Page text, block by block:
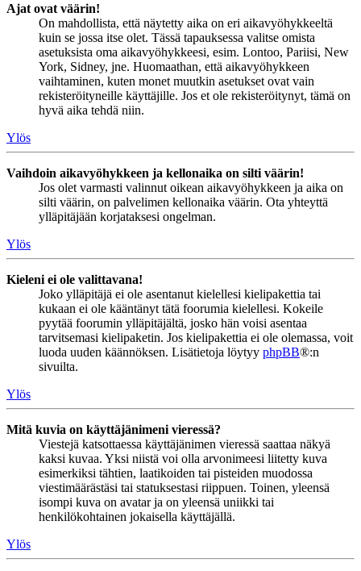
Ajat ovat väärin!
On mahdollista, että näytetty aika on eri aikavyöhykkeeltä
kuin se jossa itse olet. Tässä tapauksessa valitse omista
asetuksista oma aikavyöhykkeesi, esim. Lontoo, Pariisi, New
York, Sidney, jne. Huomaathan, että aikavyöhykkeen
vaihtaminen, kuten monet muutkin asetukset ovat vain
rekisteröityneille käyttäjille. Jos et ole rekisteröitynyt, tämä on
hyvä aika tehdä niin.
Ylös
Vaihdoin aikavyöhykkeen ja kellonaika on silti väärin!
Jos olet varmasti valinnut oikean aikavyöhykkeen ja aika on
silti väärin, on palvelimen kellonaika väärin. Ota yhteyttä
ylläpitäjään korjataksesi ongelman.
Ylös
Kieleni ei ole valittavana!
Joko ylläpitäjä ei ole asentanut kielellesi kielipakettia tai
kukaan ei ole kääntänyt tätä foorumia kielellesi. Kokeile
pyytää foorumin ylläpitäjältä, josko hän voisi asentaa
tarvitsemasi kielipaketin. Jos kielipakettia ei ole olemassa, voit
luoda uuden käännöksen. Lisätietoja löytyy phpBB®:n
sivuilta.
Ylös
Mitä kuvia on käyttäjänimeni vieressä?
Viestejä katsottaessa käyttäjänimen vieressä saattaa näkyä
kaksi kuvaa. Yksi niistä voi olla arvonimeesi liitetty kuva
esimerkiksi tähtien, laatikoiden tai pisteiden muodossa
viestimäärästäsi tai statuksestasi riippuen. Toinen, yleensä
isompi kuva on avatar ja on yleensä uniikki tai
henkilökohtainen jokaisella käyttäjällä.
Ylös